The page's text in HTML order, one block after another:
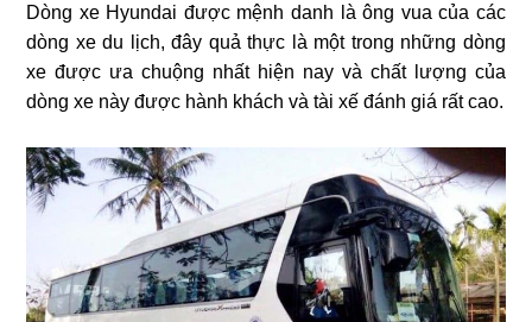
Dòng xe Hyundai được mệnh danh là ông vua của các
dòng xe du lịch, đây quả thực là một trong những dòng
xe được ưa chuộng nhất hiện nay và chất lượng của
dòng xe này được hành khách và tài xế đánh giá rất cao.